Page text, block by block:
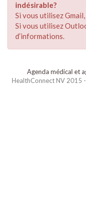
indésirable?
Si vous utilisez Gmail,
Si vous utilisez
d’informations.
Agenda médical et
HealthConnect NV 2015